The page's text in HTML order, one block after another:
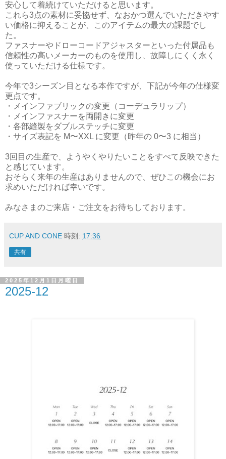
安心して着続けていただけると思います。
これら3点の素材に妥協せず、なおかつ選んでいただきやす
い価格に抑えることが、このアイテムの最大の課題でし
た。
ファスナーやドローコードアジャスターといった付属品も
信頼性の高いメーカーのものを使用し、故障しにくく永く
使っていただける仕様です。
今年で3シーズン目となる本作ですが、下記が今年の仕様変
更点です。
・メインファブリックの変更（コーデュラリップ）
・メインファスナーを両開きに変更
・各部縫製をダブルステッチに変更
・サイズ表記を M〜XXL に変更（昨年の 0〜3 に相当）
3回目の生産で、ようやくやりたいことをすべて反映できた
と感じています。
おそらく来年の生産はありませんので、ぜひこの機会にお
求めいただければ幸いです。
みなさまのご来店・ご注文をお待ちしております。
CUP AND CONE 時刻: 17:36
共有
2025年12月1日月曜日
2025-12